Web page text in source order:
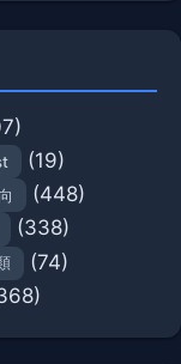
(19)
(448)
(338)
(74)